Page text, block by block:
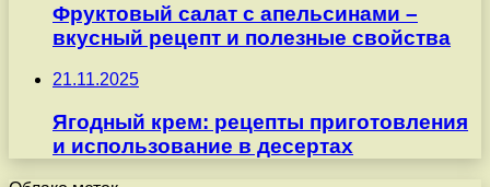
Фруктовый салат с апельсинами –
вкусный рецепт и полезные свойства
21.11.2025
Ягодный крем: рецепты приготовления
и использование в десертах